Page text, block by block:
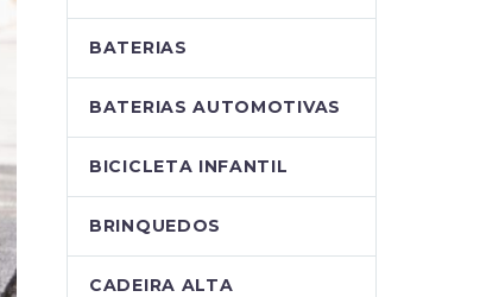
BATERIAS
BATERIAS AUTOMOTIVAS
BICICLETA INFANTIL
BRINQUEDOS
CADEIRA ALTA